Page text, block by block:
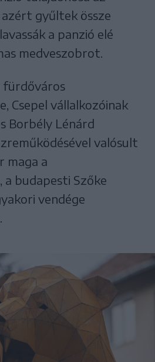
gyűltek össze
a panzió elé
medveszobrot.
fürdőváros
Csepel vállalkozóinak
Borbély Lénárd
valósult
maga a
a budapesti Szőke
vendége